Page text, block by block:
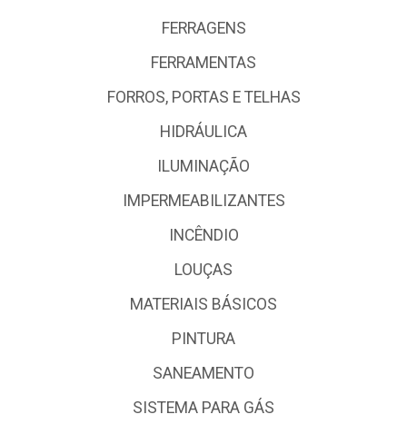
FERRAGENS
FERRAMENTAS
FORROS, PORTAS E TELHAS
HIDRÁULICA
ILUMINAÇÃO
IMPERMEABILIZANTES
INCÊNDIO
LOUÇAS
MATERIAIS BÁSICOS
PINTURA
SANEAMENTO
SISTEMA PARA GÁS